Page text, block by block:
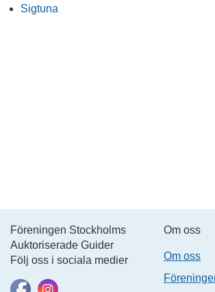
Sigtuna
Föreningen Stockholms
Auktoriserade Guider
Följ oss i sociala medier
Om oss
Om oss